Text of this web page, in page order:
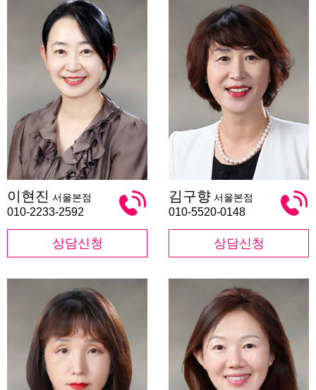
현
진
이현진 서울본점
010-2233-2592
상담신청
구
향
김구향 서울본점
010-5520-0148
상담신청